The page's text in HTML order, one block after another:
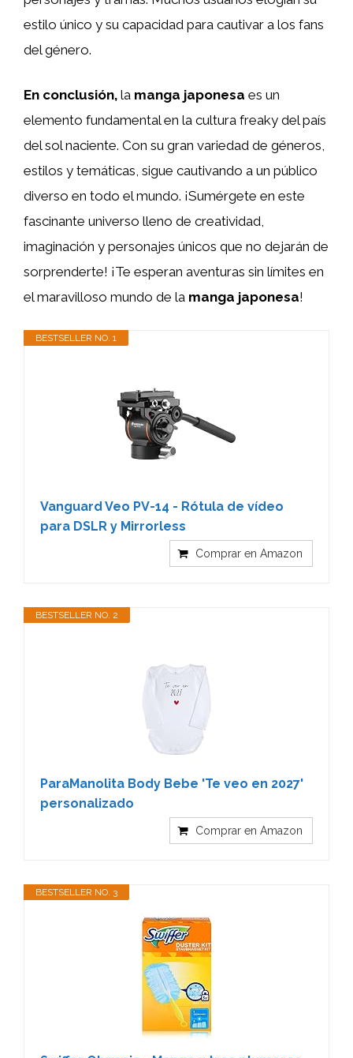
estilo único y su capacidad para cautivar a los fans
del género.
En conclusión, la manga japonesa es un
elemento fundamental en la cultura freaky del país
del sol naciente. Con su gran variedad de géneros,
estilos y temáticas, sigue cautivando a un público
diverso en todo el mundo. ¡Sumérgete en este
fascinante universo lleno de creatividad,
imaginación y personajes únicos que no dejarán de
sorprenderte! ¡Te esperan aventuras sin límites en
el maravilloso mundo de la manga japonesa!
BESTSELLER NO. 1
Vanguard Veo PV-14 - Rótula de vídeo
para DSLR y Mirrorless
Comprar en Amazon
BESTSELLER NO. 2
ParaManolita Body Bebe 'Te veo en 2027'
personalizado
Comprar en Amazon
BESTSELLER NO. 3